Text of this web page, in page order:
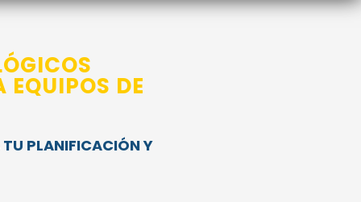
EQUIPOS DE
PLANIFICACIÓN Y